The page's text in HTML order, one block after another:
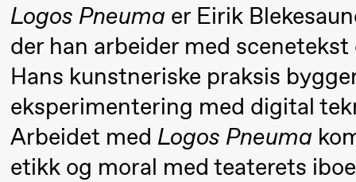
Mohamed
Mohamed
Male
Fantasies
21.00 Boglárka
Börcsök &
Store
Logos Pneuma er Eirik
der han arbeider med
Hans kunstneriske praksis
eksperimentering med digital
Arbeidet med Logos Pneuma
etikk og moral med teaterets